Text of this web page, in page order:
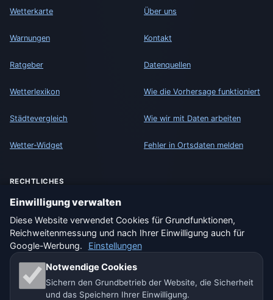
Wetterkarte
Warnungen
Ratgeber
Wetterlexikon
Städtevergleich
Wetter-Widget
Über uns
Kontakt
Datenquellen
Wie die Vorhersage funktioniert
Wie wir mit Daten arbeiten
Fehler in Ortsdaten melden
RECHTLICHES
Datenschutz
Cookies
Nutzungsbedingungen
Haftungsausschluss
Einwilligung verwalten
Diese Website verwendet Cookies für Grundfunktionen,
Reichweitenmessung und nach Ihrer Einwilligung auch für
Google-Werbung.
Einstellungen
Notwendige Cookies
Sichern den Grundbetrieb der Website, die Sicherheit
und das Speichern Ihrer Einwilligung.